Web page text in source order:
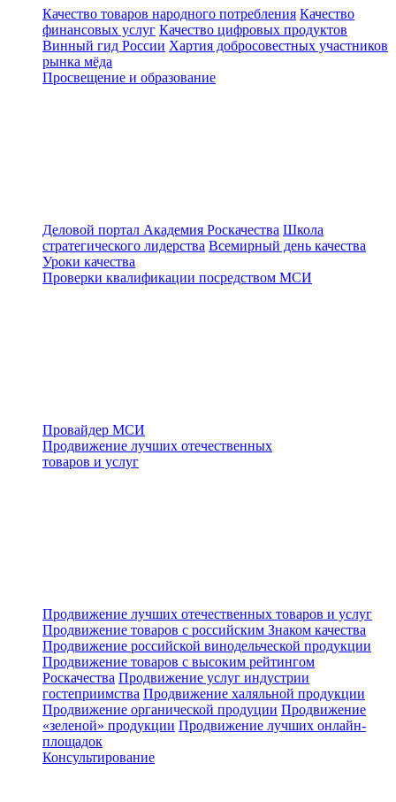
Качество товаров народного потребления Качество
финансовых услуг Качество цифровых продуктов
Винный гид России Хартия добросовестных участников
рынка мёда
Просвещение и образование
Деловой портал Академия Роскачества Школа
стратегического лидерства Всемирный день качества
Уроки качества
Проверки квалификации посредством МСИ
Провайдер МСИ
Продвижение лучших отечественных
товаров и услуг
Продвижение лучших отечественных товаров и услуг
Продвижение товаров с российским Знаком качества
Продвижение российской винодельческой продукции
Продвижение товаров с высоким рейтингом
Роскачества Продвижение услуг индустрии
гостеприимства Продвижение халяльной продукции
Продвижение органической продуции Продвижение
«зеленой» продукции Продвижение лучших онлайн-
площадок
Консультирование